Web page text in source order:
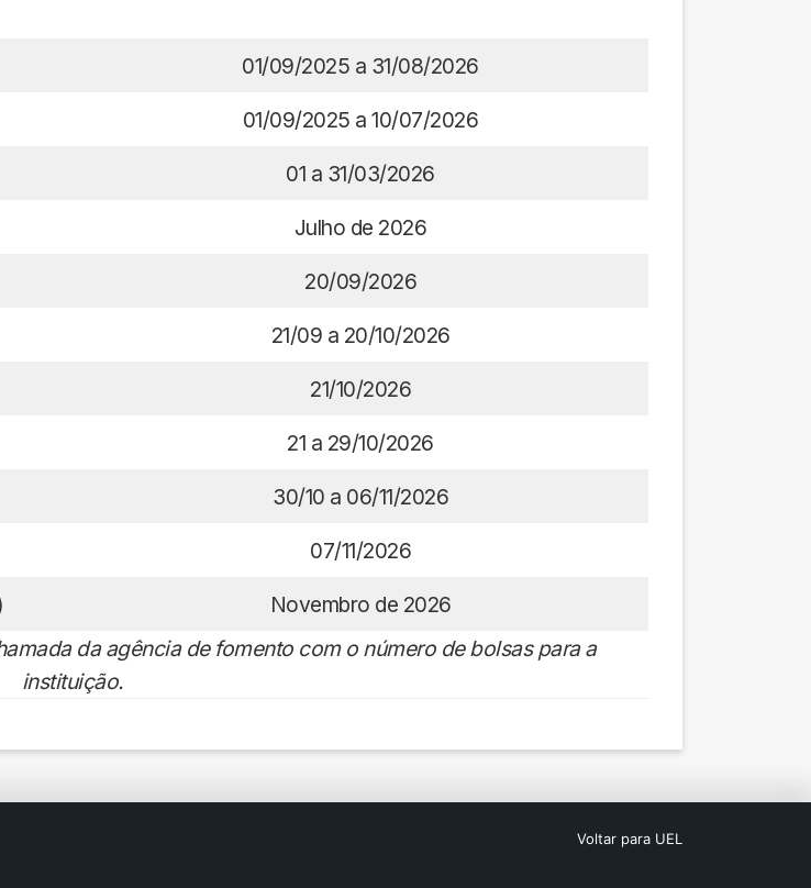
01/09/2025 a 31/08/2026
01/09/2025 a 10/07/2026
01 a 31/03/2026
Julho de 2026
20/09/2026
21/09 a 20/10/2026
21/10/2026
21 a 29/10/2026
30/10 a 06/11/2026
07/11/2026
Novembro de 2026
da agência de fomento com o número de bolsas para a
instituição.
Voltar para UEL